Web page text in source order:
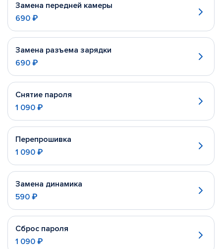
Замена передней камеры
690 ₽
Замена разъема зарядки
690 ₽
Снятие пароля
1 090 ₽
Перепрошивка
1 090 ₽
Замена динамика
590 ₽
Сброс пароля
1 090 ₽